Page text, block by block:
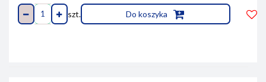
szt. Do koszyka